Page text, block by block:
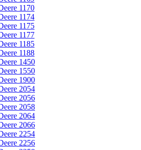
1170
1174
1175
1177
1185
1188
1450
1550
1900
2054
2056
2058
2064
2066
2254
2256